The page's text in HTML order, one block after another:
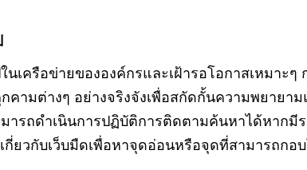
นเครือข่ายขององค์กรและเฝ้ารอโอกาสเหมาะๆ
ามต่างๆ อย่างจริงจังเพื่อสกัดกั้นความพยายา
ารถดำเนินการปฏิบัติการติดตามค้นหาได้หากมีร
ยวกับเว็บมืดเพื่อหาจุดอ่อนหรือจุดที่สามารถกอ